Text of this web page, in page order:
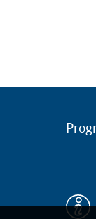
m
m
i